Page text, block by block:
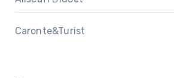
Caronte&Turist